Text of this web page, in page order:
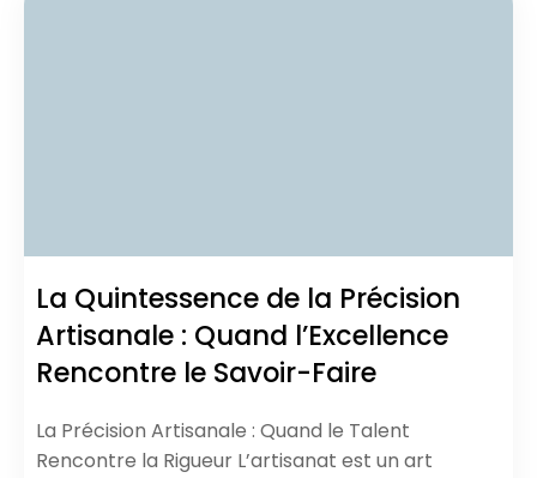
La Quintessence de la Précision
Artisanale : Quand l’Excellence
Rencontre le Savoir-Faire
La Précision Artisanale : Quand le Talent
Rencontre la Rigueur L’artisanat est un art